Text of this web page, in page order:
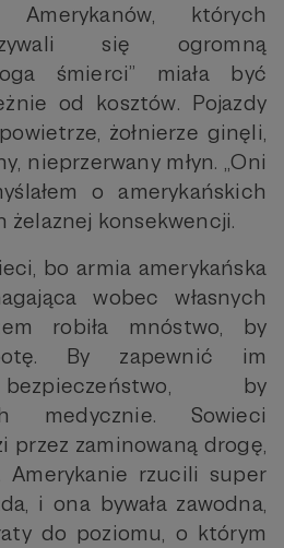
których
się ogromną
śmierci” miała być
od kosztów. Pojazdy
żołnierze ginęli,
nieprzerwany młyn. „Oni
o amerykańskich
konsekwencji.
bo armia amerykańska
wobec własnych
robiła mnóstwo, by
By zapewnić im
by
medycznie. Sowieci
przez zaminowaną drogę,
rzucili super
i ona bywała zawodna,
do poziomu, o którym